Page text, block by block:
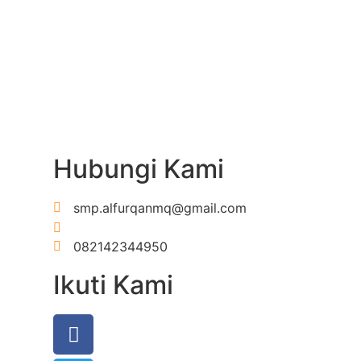
Hubungi Kami
smp.alfurqanmq@gmail.com
082142344950
Ikuti Kami